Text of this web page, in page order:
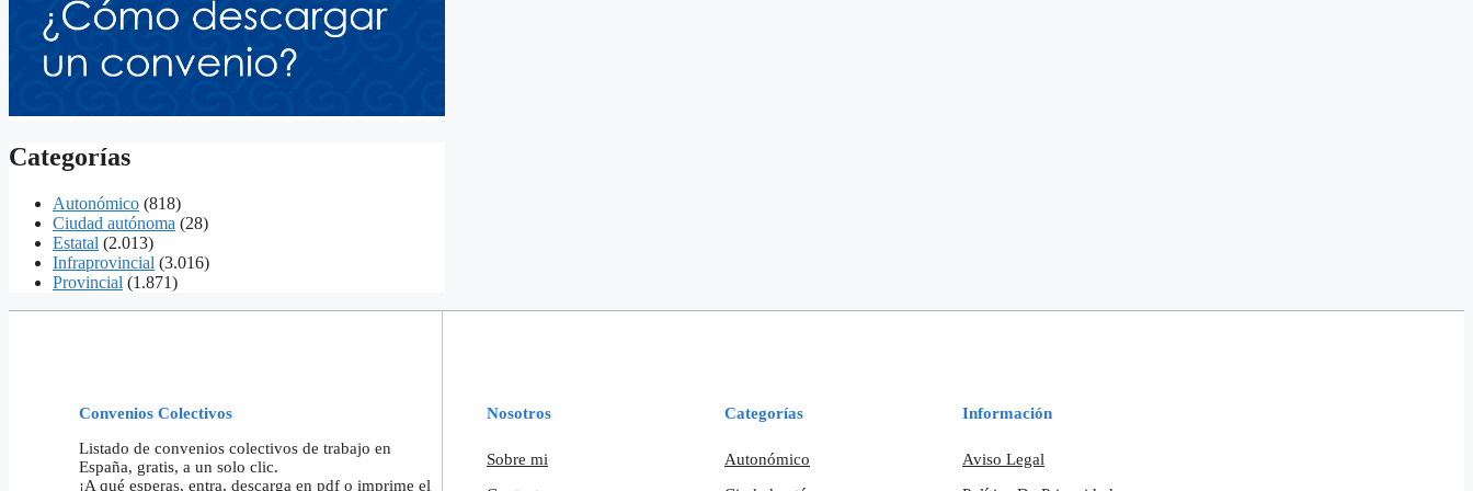
Categorías
Autonómico (818)
Ciudad autónoma (28)
Estatal (2.013)
Infraprovincial (3.016)
Provincial (1.871)
Convenios Colectivos
Listado de convenios colectivos de trabajo en
España, gratis, a un solo clic.
¡A qué esperas, entra, descarga en pdf o imprime el
Nosotros
Sobre mi
Categorías
Autonómico
Información
Aviso Legal